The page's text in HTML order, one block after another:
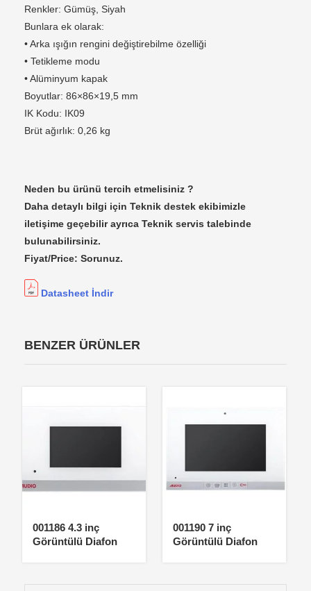
Renkler: Gümüş, Siyah
Bunlara ek olarak:
• Arka ışığın rengini değiştirebilme özelliği
• Tetikleme modu
• Alüminyum kapak
Boyutlar: 86×86×19,5 mm
IK Kodu: IK09
Brüt ağırlık: 0,26 kg
Neden bu ürünü tercih etmelisiniz ?
Daha detaylı bilgi için Teknik destek ekibimizle
iletişime geçebilir ayrıca Teknik servis talebinde
bulunabilirsiniz.
Fiyat/Price: Sorunuz.
Datasheet İndir
BENZER ÜRÜNLER
001186 4.3 inç
Görüntülü Diafon
001190 7 inç
Görüntülü Diafon